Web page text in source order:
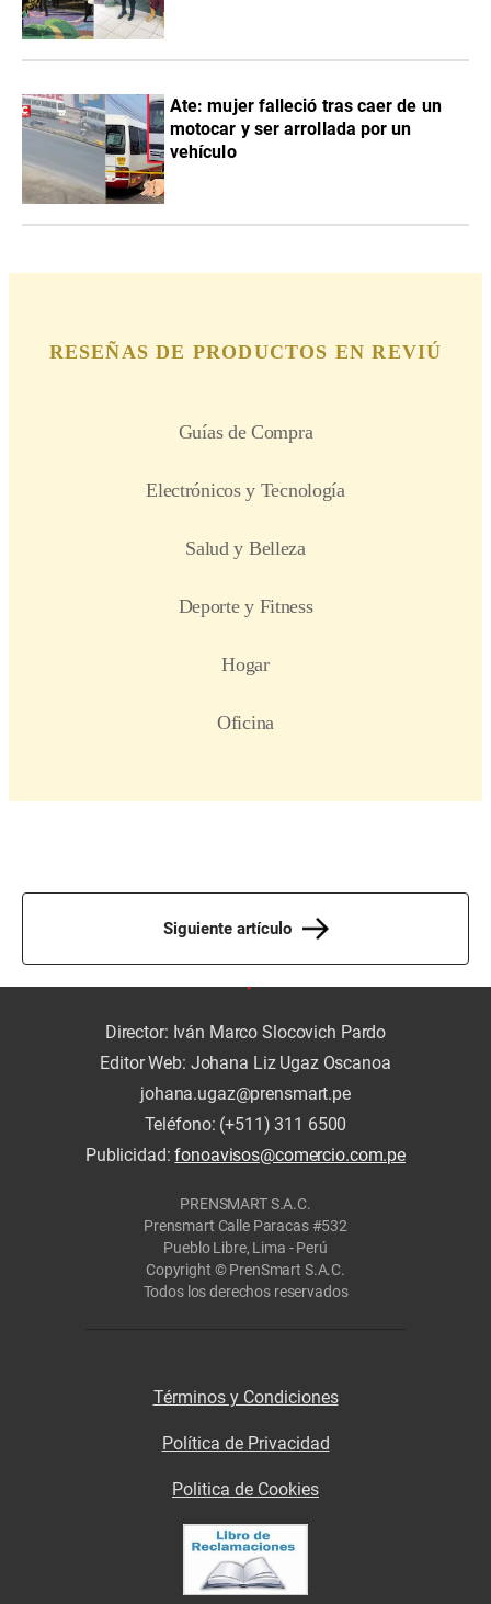
Ate: mujer falleció tras caer de un
motocar y ser arrollada por un
vehículo
Siguiente artículo
Director: Iván Marco Slocovich Pardo
Editor Web: Johana Liz Ugaz Oscanoa
johana.ugaz@prensmart.pe
Teléfono: (+511) 311 6500
Publicidad:fonoavisos@comercio.com.pe
PRENSMART S.A.C.
Prensmart Calle Paracas #532
Pueblo Libre, Lima - Perú
Copyright © PrenSmart S.A.C.
Todos los derechos reservados
Términos y Condiciones
Política de Privacidad
Politica de Cookies